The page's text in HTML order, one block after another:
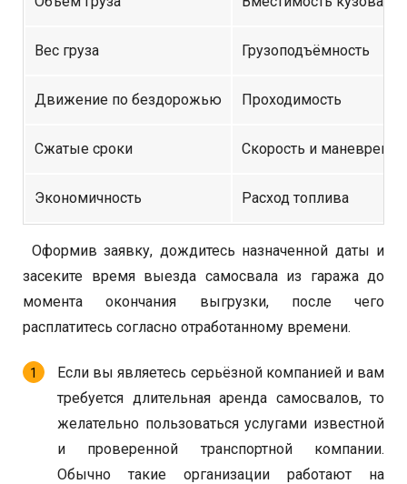
Вес груза Грузоподъёмность
Движение по бездорожью Проходимость
Сжатые сроки Скорость и
Экономичность Расход топлива
Оформив заявку, дождитесь назначенной даты и
засеките время выезда самосвала из гаража до
момента окончания выгрузки, после чего
расплатитесь согласно отработанному времени.
Если вы являетесь серьёзной компанией и вам
требуется длительная аренда самосвалов, то
желательно пользоваться услугами известной
и проверенной транспортной компании.
Обычно такие организации работают на